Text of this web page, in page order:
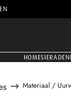
HOMESIERADEN
Materiaal /